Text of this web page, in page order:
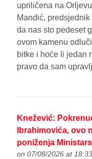
upriličena na
Mandić,
da nas sto pedeset
ovom kamenu
bitke i hoće li jedan
pravo da sam
Knežević:
Ibrahimovića, ovo
poniženja
on 07/08/2026 at 18:33